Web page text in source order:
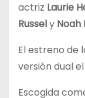
actriz Laurie
Russely Noah
El estreno de
versión dual
Escogida